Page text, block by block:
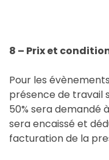
8 – Prix et
Pour les
présence de travail
50% sera demandé
sera encaissé et
facturation de la